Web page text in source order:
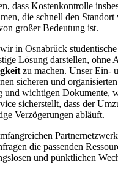
dass Kostenkontrolle
die schnell den Standort
großer Bedeutung ist.
in Osnabrück
Lösung darstellen, ohne
zu machen. Unser Ein-
sicheren und
und wichtigen Dokumente,
sicherstellt, dass der
Verzögerungen abläuft.
die passenden
und pünktlichen